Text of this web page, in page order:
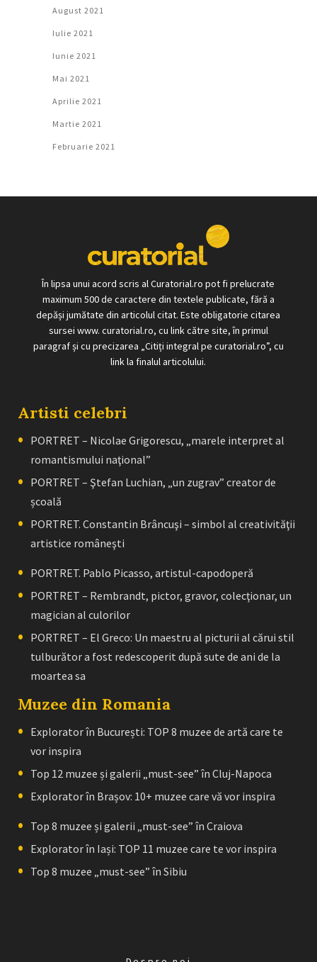
August 2021
Iulie 2021
Iunie 2021
Mai 2021
Aprilie 2021
Martie 2021
Februarie 2021
În lipsa unui acord scris al Curatorial.ro pot fi prelucrate
maximum 500 de caractere din textele publicate, fără a
depăși jumătate din articolul citat. Este obligatorie citarea
sursei www. curatorial.ro, cu link către site, în primul
paragraf și cu precizarea „Citiți integral pe curatorial.ro”, cu
link la finalul articolului.
Artisti celebri
PORTRET – Nicolae Grigorescu, „marele interpret al
romantismului naţional”
PORTRET – Ştefan Luchian, „un zugrav” creator de
școală
PORTRET. Constantin Brâncuşi – simbol al creativităţii
artistice româneşti
PORTRET. Pablo Picasso, artistul-capodoperă
PORTRET – Rembrandt, pictor, gravor, colecţionar, un
magician al culorilor
PORTRET – El Greco: Un maestru al picturii al cărui stil
tulburător a fost redescoperit după sute de ani de la
moartea sa
Muzee din Romania
Explorator în București: TOP 8 muzee de artă care te
vor inspira
Top 12 muzee și galerii „must-see” în Cluj-Napoca
Explorator în Brașov: 10+ muzee care vă vor inspira
Top 8 muzee și galerii „must-see” în Craiova
Explorator în Iași: TOP 11 muzee care te vor inspira
Top 8 muzee „must-see” în Sibiu